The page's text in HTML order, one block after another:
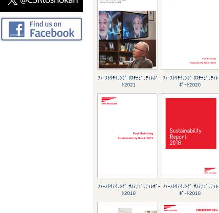
ﾌｧｰｽﾄﾘﾃｲﾘﾝｸﾞ ｻｽﾃﾅﾋﾞﾘﾃｨﾚﾎﾟｰ
ﾄ2021
ﾌｧｰｽﾄﾘﾃｲﾘﾝｸﾞ ｻｽﾃﾅﾋﾞﾘﾃｨﾚ
ﾎﾟｰﾄ2020
ﾌｧｰｽﾄﾘﾃｲﾘﾝｸﾞ ｻｽﾃﾅﾋﾞﾘﾃｨﾚﾎﾟｰ
ﾄ2019
ﾌｧｰｽﾄﾘﾃｲﾘﾝｸﾞ ｻｽﾃﾅﾋﾞﾘﾃｨﾚ
ﾎﾟｰﾄ2018